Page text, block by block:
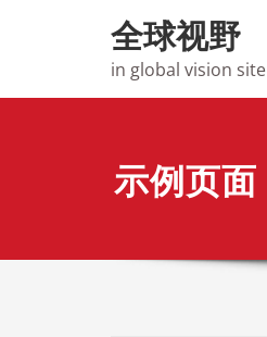
全球视野
in global vision site
示例页面